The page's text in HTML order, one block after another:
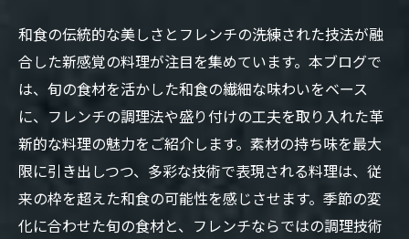
和食の伝統的な美しさとフレンチの洗練された技法が融
合した新感覚の料理が注目を集めています。本ブログで
は、旬の食材を活かした和食の繊細な味わいをベース
に、フレンチの調理法や盛り付けの工夫を取り入れた革
新的な料理の魅力をご紹介します。素材の持ち味を最大
限に引き出しつつ、多彩な技術で表現される料理は、従
来の枠を超えた和食の可能性を感じさせます。季節の変
化に合わせた旬の食材と、フレンチならではの調理技術